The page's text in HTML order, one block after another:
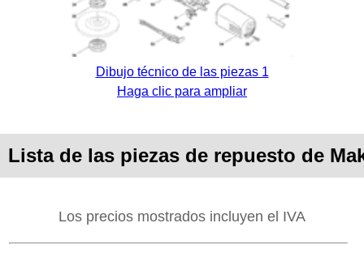
Dibujo técnico de las piezas 1
Haga clic para ampliar
Lista de las piezas de repuesto de
Los precios mostrados incluyen el IVA